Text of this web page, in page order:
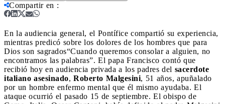
Compartir en :
En la audiencia general, el Pontífice compartió su experiencia,
mientras predicó sobre los dolores de los hombres que para
Dios son sagrados“Cuando queremos consolar a alguien, no
encontramos las palabras”. El papa Francisco contó que
recibió hoy en audiencia privada a los padres del sacerdote
italiano asesinado, Roberto Malgesini, 51 años, apuñalado
por un hombre enfermo mental que él mismo ayudaba. El
ataque ocurrió el pasado 15 de septiembre. El obispo de